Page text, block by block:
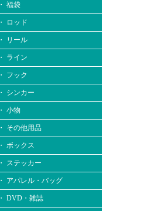
・ 福袋
・ ロッド
・ リール
・ ライン
・ フック
・ シンカー
・ 小物
・ その他用品
・ ボックス
・ ステッカー
・ アパレル・バッグ
・ DVD・雑誌